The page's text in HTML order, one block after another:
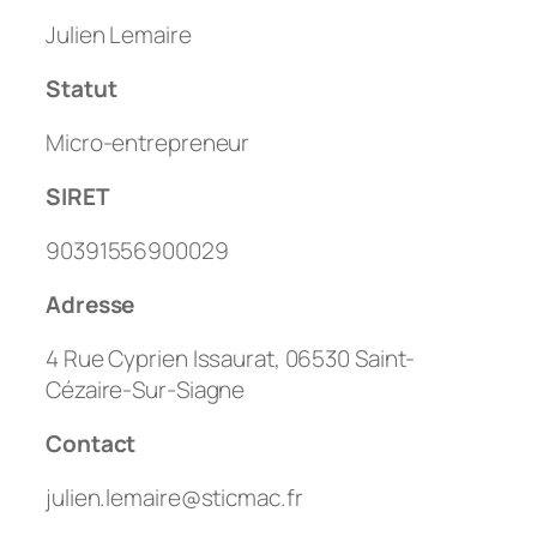
Julien Lemaire
Statut
Micro-entrepreneur
SIRET
90391556900029
Adresse
4 Rue Cyprien Issaurat, 06530 Saint-
Cézaire-Sur-Siagne
Contact
julien.lemaire@sticmac.fr